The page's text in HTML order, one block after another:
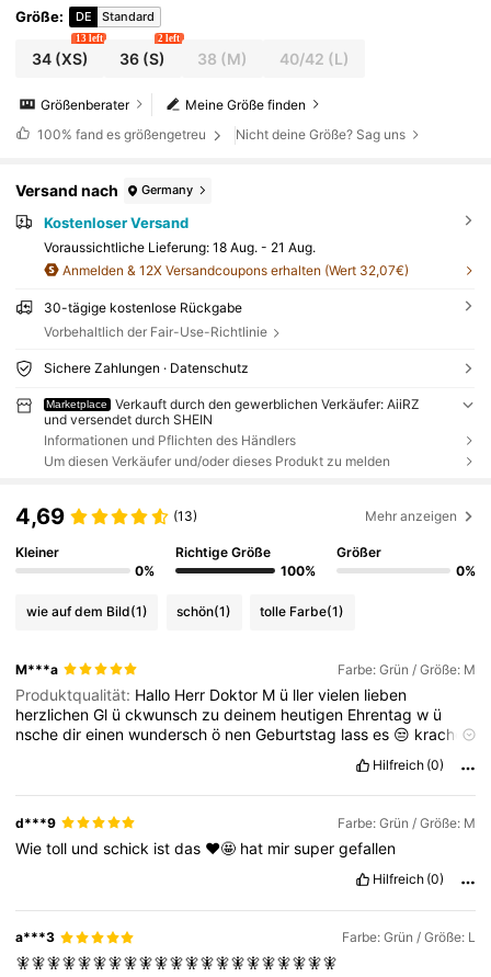
ger-Top
Größe: DE Standard
34(XS)
13 left
36 (S)
2 left
38 (M) 40/42 (L)
Meine Größe finden
Größenberater
100% fand es größengetreu Nicht deine Größe? Sag uns
Versand nach Germany
Kostenloser Versand
Voraussichtliche Lieferung: 18 Aug. - 21 Aug.
Anmelden & 12X Versandcoupons erhalten (Wert 32,07€)
30-tägige kostenlose Rückgabe
Vorbehaltlich der Fair-Use-Richtlinie
Sichere Zahlungen · Datenschutz
Marketplace
Verkauft durch den gewerblichen Verkäufer: AiiRZ
und versendet durch SHEIN
Informationen und Pflichten des Händlers
Um diesen Verkäufer und/oder dieses Produkt zu melden
4,69 (13) Mehr anzeigen
Kleiner
0%
Richtige Größe
100%
Größer
0%
wie auf dem Bild(1) schön(1) tolle Farbe(1)
M***a Farbe: Grün / Größe: M
Produktqualität: Hallo Herr Doktor M ü llervielen lieben
herzlichenGl ückwunsch zudeinem heutigen Ehrentagw ü
nschedireinenwunderschö nenGeburtstag lasses 😒 krachen
Hilfreich (0)
d***9 Farbe: Grün / Größe: M
Wietoll undschick istdas ❤️🤩 hat mirsupergefallen
Hilfreich (0)
a***3 Farbe: Grün / Größe: L
🧚🧚🧚🧚🧚🧚🧚🧚🧚🧚🧚🧚🧚🧚🧚🧚🧚🧚🧚🧚🧚